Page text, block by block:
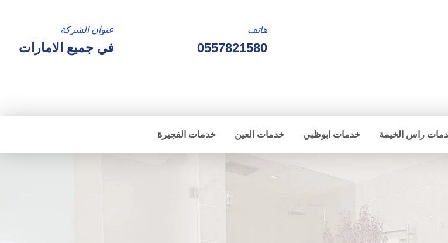
عنوان الشركة
في جميع الامارات
هاتف
0557821580
راس الخيمة خدمات ابوظبي خدمات العين خدمات الفجيرة